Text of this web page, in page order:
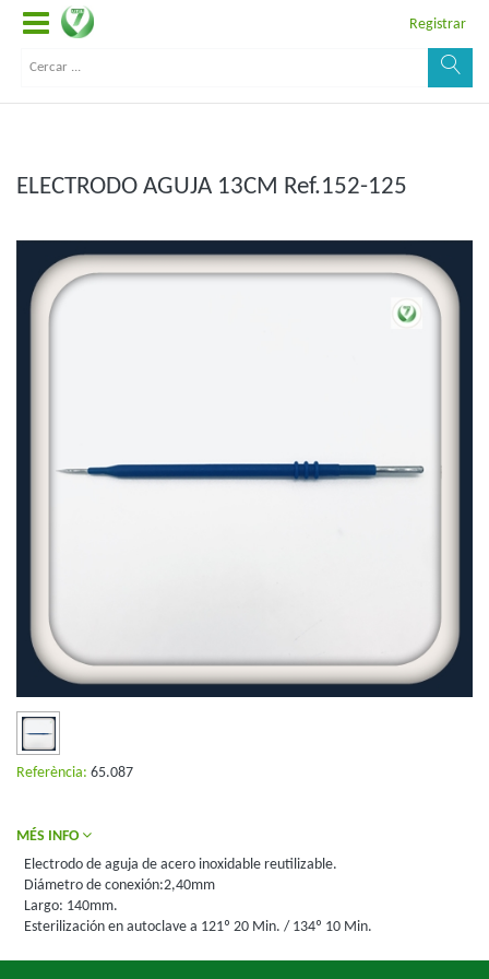
Registrar
ELECTRODO AGUJA 13CM Ref.152-125
Referència: 65.087
MÉS INFO
Electrodo de aguja de acero inoxidable reutilizable.
Diámetro de conexión:2,40mm
Largo: 140mm.
Esterilización en autoclave a 121º 20 Min. / 134º 10 Min.